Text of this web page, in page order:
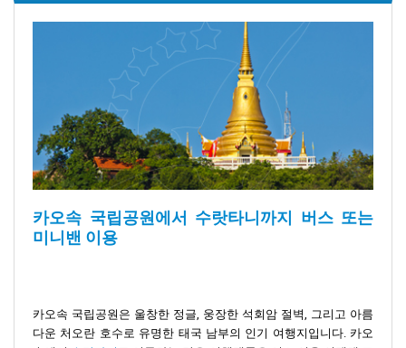
카오속 국립공원에서 수랏타니까지 버스 또는
미니밴 이용
카오속 국립공원은 울창한 정글, 웅장한 석회암 절벽, 그리고 아름
다운 처오란 호수로 유명한 태국 남부의 인기 여행지입니다. 카오